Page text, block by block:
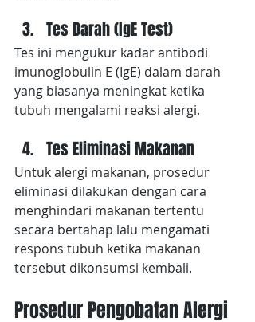
Tes Darah (IgE Test)
Tes ini mengukur kadar antibodi
imunoglobulin E (IgE) dalam darah
yang biasanya meningkat ketika
tubuh mengalami reaksi alergi.
Tes Eliminasi Makanan
Untuk alergi makanan, prosedur
eliminasi dilakukan dengan cara
menghindari makanan tertentu
secara bertahap lalu mengamati
respons tubuh ketika makanan
tersebut dikonsumsi kembali.
Prosedur Pengobatan Alergi